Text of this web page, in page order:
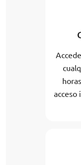
acceso